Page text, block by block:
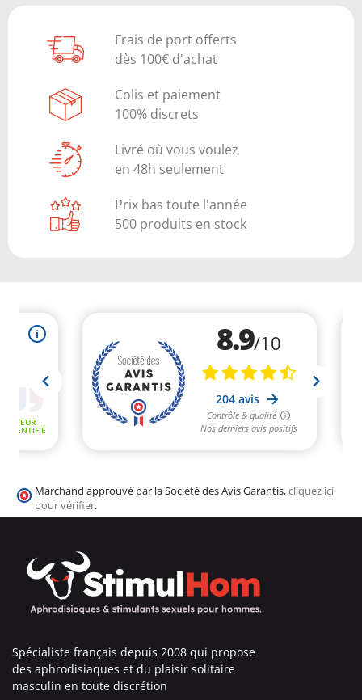
Frais de port offerts
dès 100€ d'achat
Colis et paiement
100% discrets
Livré où vous voulez
en 48h seulement
Prix bas toute l'année
500 produits en stock
Marchand approuvé par la Société des Avis Garantis,cliquez ici
pour vérifier.
Spécialiste français depuis 2008 qui propose
des aphrodisiaques et du plaisir solitaire
masculin en toute discrétion